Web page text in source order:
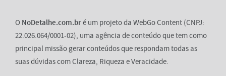
O NoDetalhe.com.bré um projeto da WebGo Content (CNPJ:
22.026.064/0001-02), uma agência de conteúdo que tem como
principal missão gerar conteúdos que respondam todas as
suas dúvidas com Clareza, Riqueza e Veracidade.